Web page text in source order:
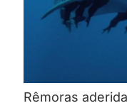
Rêmoras